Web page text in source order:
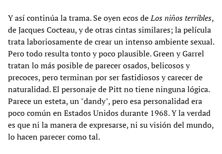
Y así continúa la trama. Se oyen ecos deLos niños terribles,
de Jacques Cocteau, y de otras cintas similares; la película
trata laboriosamente de crear un intenso ambiente sexual.
Pero todo resulta tonto y poco plausible. Green y Garrel
tratan lo más posible de parecer osados, belicosos y
precoces, pero terminan por ser fastidiosos y carecer de
naturalidad. El personaje de Pitt no tiene ninguna lógica.
Parece un esteta, un "dandy", pero esa personalidad era
poco común en Estados Unidos durante 1968. Y la verdad
es que ni la manera de expresarse, ni su visión del mundo,
lo hacen parecer como tal.